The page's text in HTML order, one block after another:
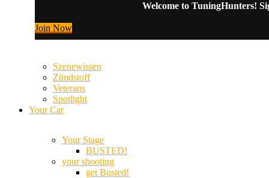
Welcome to TuningHunters!
Join Now
Szenewissen
Zündstoff
Veterans
Spotlight
Your Car
Your Stage
BUSTED!
your shooting
get Busted!